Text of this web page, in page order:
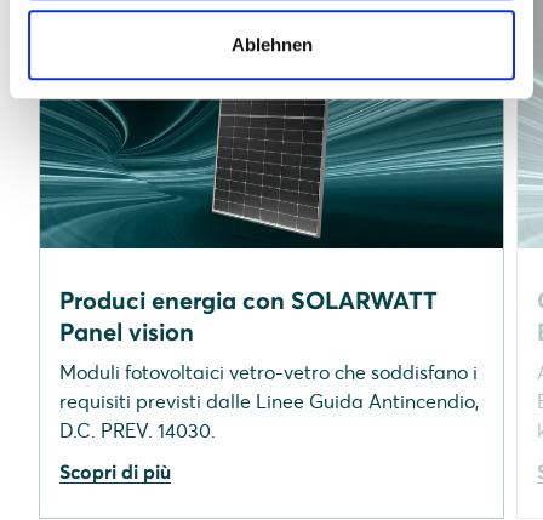
Ablehnen
Produci energia con SOLARWATT
Panel vision
Moduli fotovoltaici vetro-vetro che soddisfano i
requisiti previsti dalle Linee Guida Antincendio,
D.C. PREV. 14030.
Scopri di più